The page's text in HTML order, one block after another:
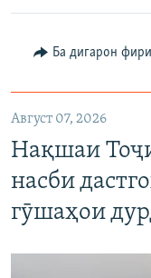
Ба дигарон
Август 07, 2026
Нақшаи
насби
гӯшаҳои